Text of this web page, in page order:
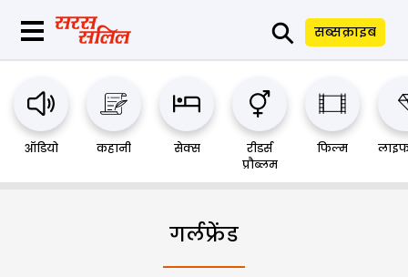
⚲ सब्सक्राइब
ऑडियो कहानी सेक्स
रीडर्स
प्रौब्लम
फिल्म
गर्लफ्रेंड